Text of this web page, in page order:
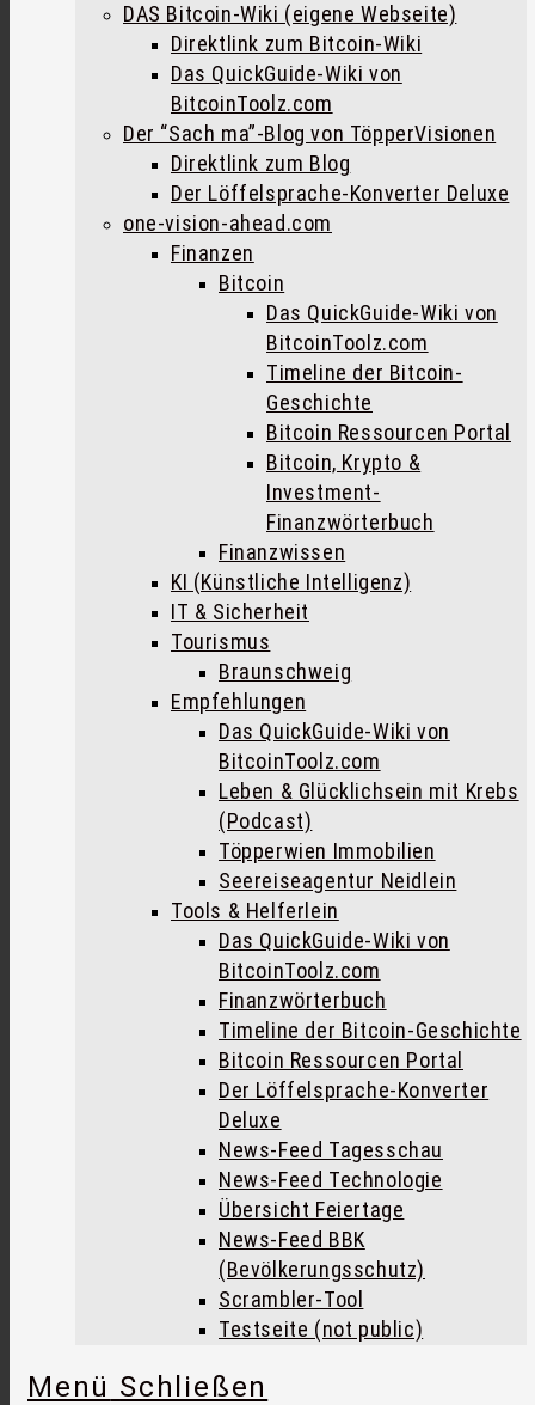
DAS Bitcoin-Wiki (eigene Webseite)
Direktlink zum Bitcoin-Wiki
Das QuickGuide-Wiki von
BitcoinToolz.com
Der “Sach ma”-Blog von TöpperVisionen
Direktlink zum Blog
Der Löffelsprache-Konverter Deluxe
one-vision-ahead.com
Finanzen
Bitcoin
Das QuickGuide-Wiki von
BitcoinToolz.com
Timeline der Bitcoin-
Geschichte
Bitcoin Ressourcen Portal
Bitcoin, Krypto &
Investment-
Finanzwörterbuch
Finanzwissen
KI (Künstliche Intelligenz)
IT & Sicherheit
Tourismus
Braunschweig
Empfehlungen
Das QuickGuide-Wiki von
BitcoinToolz.com
Leben & Glücklichsein mit Krebs
(Podcast)
Töpperwien Immobilien
Seereiseagentur Neidlein
Tools & Helferlein
Das QuickGuide-Wiki von
BitcoinToolz.com
Finanzwörterbuch
Timeline der Bitcoin-Geschichte
Bitcoin Ressourcen Portal
Der Löffelsprache-Konverter
Deluxe
News-Feed Tagesschau
News-Feed Technologie
Übersicht Feiertage
News-Feed BBK
(Bevölkerungsschutz)
Scrambler-Tool
Testseite (not public)
Menü Schließen